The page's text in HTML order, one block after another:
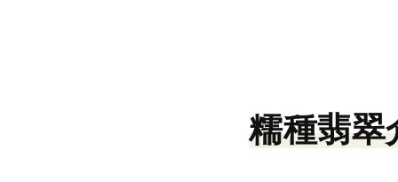
糯種翡翠